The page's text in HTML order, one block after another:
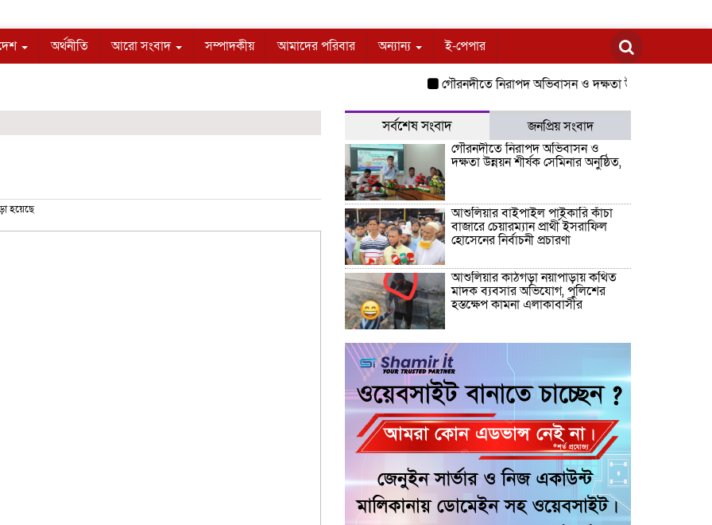
অর্থনীতি আরো সংবাদ সম্পাদকীয় আমাদের পরিবার অন্যান্য ই-পেপার
গৌরনদীতে নিরাপদ অভিবাসন ও দক্ষতা উন্নয়ন শীর্ষক সেমিনার
হয়েছে
সর্বশেষ সংবাদ
জনপ্রিয় সংবাদ
গৌরনদীতে নিরাপদ অভিবাসন ও
দক্ষতা উন্নয়ন শীর্ষক সেমিনার অনুষ্ঠিত,
আশুলিয়ার বাইপাইল পাইকারি কাঁচা
বাজারে চেয়ারম্যান প্রার্থী ইসরাফিল
হোসেনের নির্বাচনী প্রচারণা
আশুলিয়ার কাঠগড়া নয়াপাড়ায় কথিত
মাদক ব্যবসার অভিযোগ, পুলিশের
হস্তক্ষেপ কামনা এলাকাবাসীর
আশুলিয়ায় চুরির অপবাদ দিয়ে ৫ ঘণ্টা
আটকে নির্যাতনের অভিযোগ, থানায়
লিখিত অভিযোগ
‎গৌরনদীতে যথাযোগ্য মর্যাদায় পালিত
হলো ‘০৫ আগস্ট জুলাই গণঅভ্যুত্থান
দিবস ২০২৬’
আশুলিয়ায় ব্রিটিশ আমেরিকান
টোব্যাকোর গুদামে আগুন, নিয়ন্ত্রণে কাজ
করছে ৭ ইউনিট ফায়ার সার্ভিস